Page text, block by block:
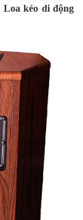
Loa kéo di động